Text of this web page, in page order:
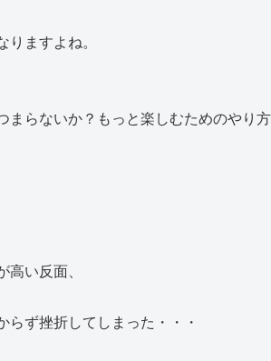
りますよね。
まらないか？もっと楽しむためのやり方
高い反面、
らず挫折してしまった・・・